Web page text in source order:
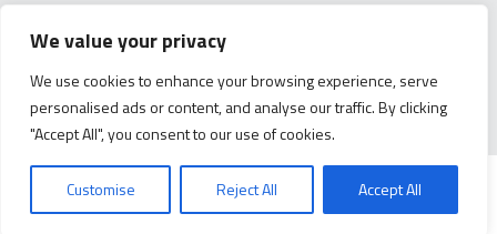
We value your privacy
We use cookies to enhance your browsing experience, serve
personalised ads or content, and analyse our traffic. By clicking
"Accept All", you consent to our use of cookies.
Customise Reject All Accept All
Lachance